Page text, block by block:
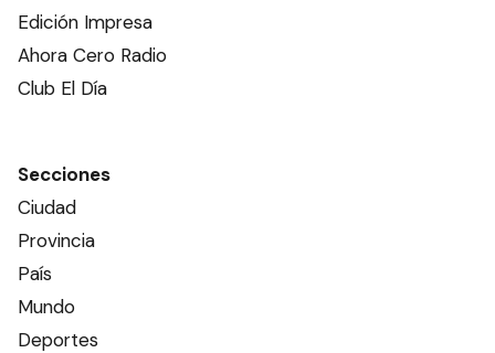
Edición Impresa
Ahora Cero Radio
Club El Día
Secciones
Ciudad
Provincia
País
Mundo
Deportes